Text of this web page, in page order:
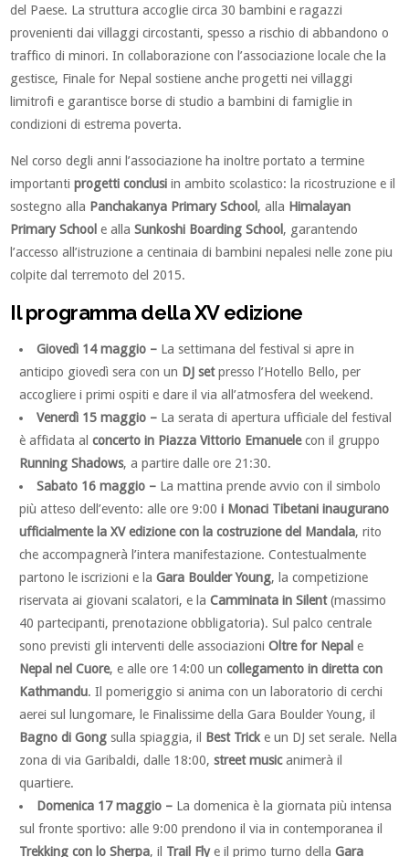
del Paese. La struttura accoglie circa 30 bambini e ragazzi
provenienti dai villaggi circostanti, spesso a rischio di abbandono o
traffico di minori. In collaborazione con l’associazione locale che la
gestisce, Finale for Nepal sostiene anche progetti nei villaggi
limitrofi e garantisce borse di studio a bambini di famiglie in
condizioni di estrema poverta.
Nel corso degli anni l’associazione ha inoltre portato a termine
importantiprogetti conclusi in ambito scolastico: la ricostruzione e il
sostegno alla Panchakanya Primary School , alla Himalayan
Primary School e allaSunkoshi Boarding School , garantendo
l’accesso all’istruzione a centinaia di bambini nepalesi nelle zone piu
colpite dal terremoto del 2015.
Il programma della XV edizione
Giovedì 14 maggio – La settimana del festival si apre in
anticipo giovedì sera con un DJ setpresso l’Hotello Bello, per
accogliere i primi ospiti e dare il via all’atmosfera del weekend.
Venerdì 15 maggio – La serata di apertura ufficiale del festival
è affidata alconcerto in Piazza Vittorio Emanuelecon il gruppo
Running Shadows, a partire dalle ore 21:30.
Sabato 16 maggio – La mattina prende avvio con il simbolo
più atteso dell’evento: alle ore 9:00i Monaci Tibetani inaugurano
ufficialmente la XV edizione con la costruzione del Mandala, rito
che accompagnerà l’intera manifestazione. Contestualmente
partono le iscrizioni e laGara Boulder Young, la competizione
riservata ai giovani scalatori, e laCamminata in Silent(massimo
40 partecipanti, prenotazione obbligatoria). Sul palco centrale
sono previsti gli interventi delle associazioniOltre for Nepal e
Nepal nel Cuore, e alle ore 14:00 uncollegamento in diretta con
Kathmandu. Il pomeriggio si anima con un laboratorio di cerchi
aerei sul lungomare, le Finalissime della Gara Boulder Young, il
Bagno di Gong sulla spiaggia, il Best Trick e un DJ set serale. Nella
zona di via Garibaldi, dalle 18:00,street musicanimerà il
quartiere.
Domenica 17 maggio – La domenica è la giornata più intensa
sul fronte sportivo: alle 9:00 prendono il via in contemporanea il
Trekking con lo Sherpa, il Trail Flye il primo turno dellaGara